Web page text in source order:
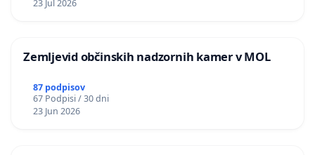
23 Jul 2026
Zemljevid občinskih nadzornih kamer v MOL
87 podpisov
67 Podpisi / 30 dni
23 Jun 2026